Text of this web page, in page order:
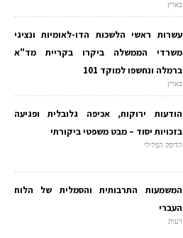
בארץ
עשרות ראשי הלשכות הדו-לאומיות ונציגי
משרדי הממשלה ביקרו בקריית מד"א
ברמלה ונחשפו למוקד 101
בארץ
הודעות ירוקות, אכיפה גלובלית ופגיעה
בזכויות יסוד – מבט משפטי ביקורתי
הדופק הפלילי
המשמעות התרבותית והסמלית של הלוח
העברי
דעות